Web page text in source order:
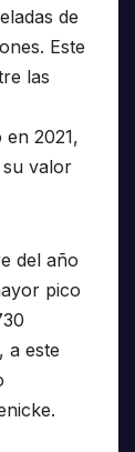
de
Este
las
2021,
valor
del año
pico
a este